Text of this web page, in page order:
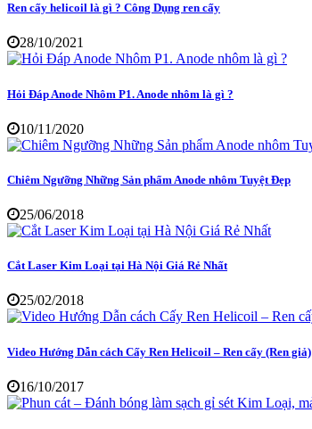
Ren cấy helicoil là gì ? Công Dụng ren cấy
28/10/2021
Hỏi Đáp Anode Nhôm P1. Anode nhôm là gì ?
10/11/2020
Chiêm Ngưỡng Những Sản phẩm Anode nhôm Tuyệt Đẹp
25/06/2018
Cắt Laser Kim Loại tại Hà Nội Giá Rẻ Nhất
25/02/2018
Video Hướng Dẫn cách Cấy Ren Helicoil – Ren cấy (Ren giả)
16/10/2017